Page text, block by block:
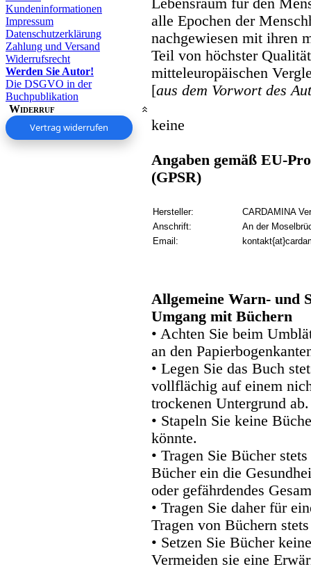
Kundeninformationen
Impressum
Datenschutzerklärung
Zahlung und Versand
Widerrufsrecht
Werden Sie Autor!
Die DSGVO in der
Buchpublikation
Widerruf
Vertrag widerrufen
Lebensraum für den
alle Epochen der
nachgewiesen mit ihren
Teil von höchster
mitteleuropäischen
[aus dem Vorwort des
keine
Angaben gemäß EU-
(GPSR)
Hersteller:
CARDAMINA
Anschrift:
An der
Email:
Allgemeine Warn- und
Umgang mit Büchern
• Achten Sie beim
an den
• Legen Sie das Buch
vollflächig auf einem
trockenen Untergrund ab.
• Stapeln Sie keine
könnte.
• Tragen Sie Bücher
Bücher ein die
oder gefährdendes
• Tragen Sie daher für
Tragen von Büchern
• Setzen Sie Bücher
Vermeiden sie eine